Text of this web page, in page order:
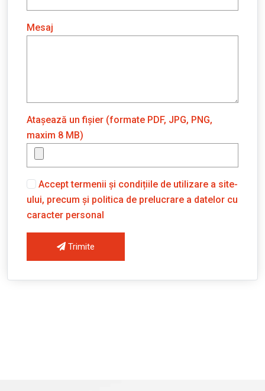
Mesaj
Atașează un fișier (formate PDF, JPG, PNG,
maxim 8 MB)
Accept termenii și condițiile de utilizare a site-
ului, precum și politica de prelucrare a datelor cu
caracter personal
Trimite